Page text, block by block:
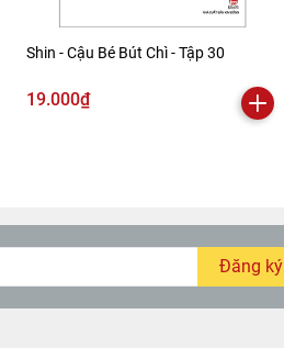
Shin - Cậu Bé Bút Chì - Tập 30
19.000₫
Đăng ký